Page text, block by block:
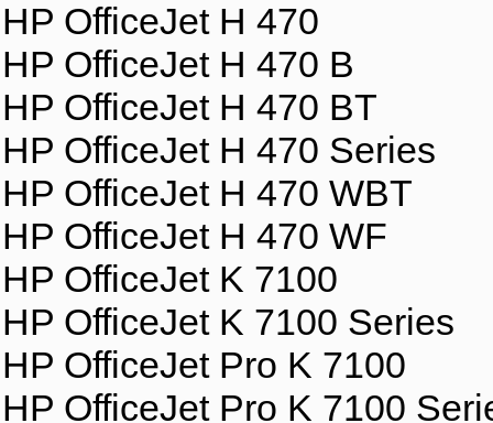
HP OfficeJet H 470
HP OfficeJet H 470 B
HP OfficeJet H 470 BT
HP OfficeJet H 470 Series
HP OfficeJet H 470 WBT
HP OfficeJet H 470 WF
HP OfficeJet K 7100
HP OfficeJet K 7100 Series
HP OfficeJet Pro K 7100
HP OfficeJet Pro K 7100